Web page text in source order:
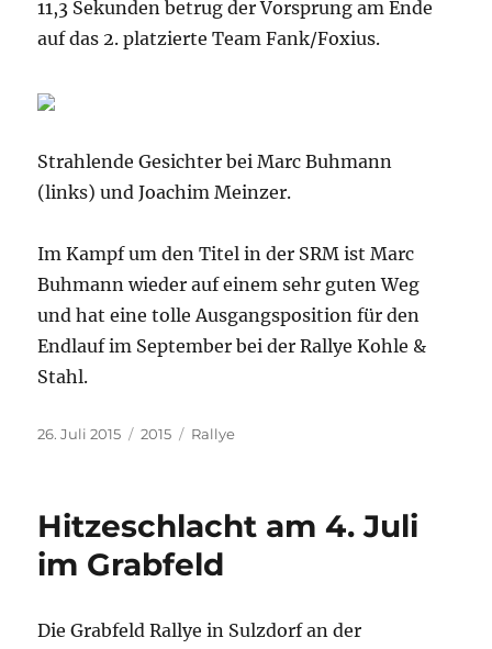
11,3 Sekunden betrug der Vorsprung am Ende
auf das 2. platzierte Team Fank/Foxius.
Strahlende Gesichter bei Marc Buhmann
(links) und Joachim Meinzer.
Im Kampf um den Titel in der SRM ist Marc
Buhmann wieder auf einem sehr guten Weg
und hat eine tolle Ausgangsposition für den
Endlauf im September bei der Rallye Kohle &
Stahl.
Veröffentlicht
26. Juli 2015 Kategorien
2015 Schlagwörter
Rallye
Hitzeschlacht am 4. Juli
im Grabfeld
Die Grabfeld Rallye in Sulzdorf an der